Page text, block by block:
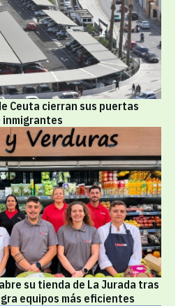
Ceuta cierran sus puertas
inmigrantes
su tienda de La Jurada tras
equipos más eficientes